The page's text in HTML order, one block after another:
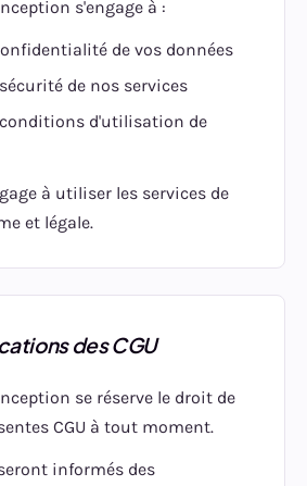
s'engage à :
de vos données
de nos services
conditions d'utilisation de
à utiliser les services de
et légale.
des CGU
se réserve le droit de
CGU à tout moment.
informés des